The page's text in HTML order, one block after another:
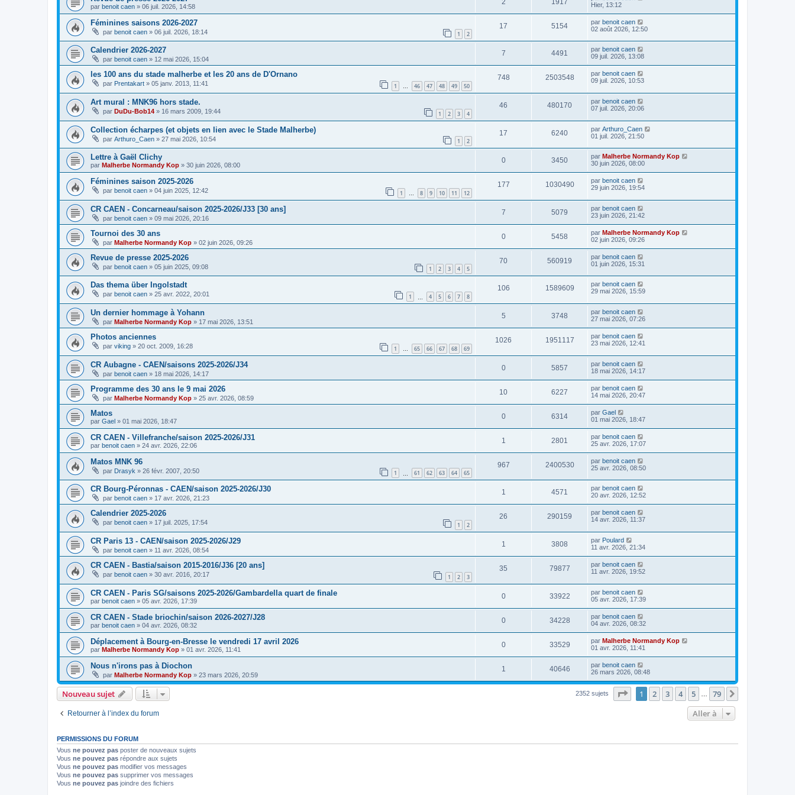
par benoit caen » 06 juil. 2026, 14:58
Hier, 13:12
Féminines saisons 2026-2027
par benoit caen » 06 juil. 2026, 18:14 1 2
17 5154 par benoit caen
02 août 2026, 12:50
Calendrier 2026-2027
par benoit caen » 12 mai 2026, 15:04
7 4491 par benoit caen
09 juil. 2026, 13:08
les 100 ans du stade malherbe et les 20 ans de D'Ornano
par Prentakart » 05 janv. 2013, 11:41 1 … 46 47 48 49 50
748 2503548 par benoit caen
09 juil. 2026, 10:53
Art mural : MNK96 hors stade.
par DuDu-Bob14 » 16 mars 2009, 19:44 1 2 3 4
46 480170 par benoit caen
07 juil. 2026, 20:06
Collection écharpes (et objets en lien avec le Stade Malherbe)
par Arthuro_Caen » 27 mai 2026, 10:54 1 2
17 6240 par Arthuro_Caen
01 juil. 2026, 21:50
Lettre à Gaël Clichy
par Malherbe Normandy Kop » 30 juin 2026, 08:00
0 3450 par Malherbe Normandy Kop
30 juin 2026, 08:00
Féminines saison 2025-2026
par benoit caen » 04 juin 2025, 12:42 1 … 8 9 10 11 12
177 1030490 par benoit caen
29 juin 2026, 19:54
CR CAEN - Concarneau/saison 2025-2026/J33 [30 ans]
par benoit caen » 09 mai 2026, 20:16
7 5079 par benoit caen
23 juin 2026, 21:42
Tournoi des 30 ans
par Malherbe Normandy Kop » 02 juin 2026, 09:26
0 5458 par Malherbe Normandy Kop
02 juin 2026, 09:26
Revue de presse 2025-2026
par benoit caen » 05 juin 2025, 09:08 1 2 3 4 5
70 560919 par benoit caen
01 juin 2026, 15:31
Das thema über Ingolstadt
par benoit caen » 25 avr. 2022, 20:01 1 4 5 6 7 8
106 1589609 par benoit caen
29 mai 2026, 15:59
Un dernier hommage à Yohann
par Malherbe Normandy Kop » 17 mai 2026, 13:51
5 3748 par benoit caen
27 mai 2026, 07:26
Photos anciennes
par viking » 20 oct. 2009, 16:28 1 … 65 66 67 68 69
1026 1951117 par benoit caen
23 mai 2026, 12:41
CR Aubagne - CAEN/saisons 2025-2026/J34
par benoit caen » 18 mai 2026, 14:17
0 5857 par benoit caen
18 mai 2026, 14:17
Programme des 30 ans le 9 mai 2026
par Malherbe Normandy Kop » 25 avr. 2026, 08:59
10 6227 par benoit caen
14 mai 2026, 20:47
Matos
par Gael » 01 mai 2026, 18:47
0 6314 par Gael
01 mai 2026, 18:47
CR CAEN - Villefranche/saison 2025-2026/J31
par benoit caen » 24 avr. 2026, 22:06
1 2801 par benoit caen
25 avr. 2026, 17:07
Matos MNK 96
par Drasyk » 26 févr. 2007, 20:50 1 61 62 63 64 65
967 2400530 par benoit caen
25 avr. 2026, 08:50
CR Bourg-Péronnas - CAEN/saison 2025-2026/J30
par benoit caen » 17 avr. 2026, 21:23
1 4571 par benoit caen
20 avr. 2026, 12:52
Calendrier 2025-2026
par benoit caen » 17 juil. 2025, 17:54 1 2
26 290159 par benoit caen
14 avr. 2026, 11:37
CR Paris 13 - CAEN/saison 2025-2026/J29
par benoit caen » 11 avr. 2026, 08:54
1 3808 par Poulard
11 avr. 2026, 21:34
CR CAEN - Bastia/saison 2015-2016/J36 [20 ans]
par benoit caen » 30 avr. 2016, 20:17 1 2 3
35 79877 par benoit caen
11 avr. 2026, 19:52
CR CAEN - Paris SG/saisons 2025-2026/Gambardella quart de finale
par benoit caen » 05 avr. 2026, 17:39
0 33922 par benoit caen
05 avr. 2026, 17:39
CR CAEN - Stade briochin/saison 2026-2027/J28
par benoit caen » 04 avr. 2026, 08:32
0 34228 par benoit caen
04 avr. 2026, 08:32
Déplacement à Bourg-en-Bresse le vendredi 17 avril 2026
par Malherbe Normandy Kop » 01 avr. 2026, 11:41
0 33529 par Malherbe Normandy Kop
01 avr. 2026, 11:41
Nous n'irons pas à Diochon
par Malherbe Normandy Kop » 23 mars 2026, 20:59
1 40646 par benoit caen
26 mars 2026, 08:48
Nouveau sujet 2352 sujets Page sur79
1 2 3 4 5 79
Retourner à l’index du forum Aller à
PERMISSIONS DU FORUM
Vous ne pouvez pas poster de nouveaux sujets
Vous ne pouvez pas répondre aux sujets
Vous ne pouvez pas modifier vos messages
Vous ne pouvez pas supprimer vos messages
Vous ne pouvez pas joindre des fichiers